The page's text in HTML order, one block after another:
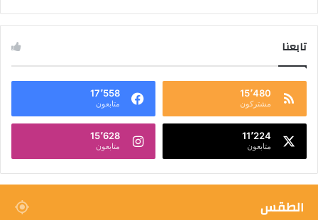
تابعنا
15٬480
مشتركون
17٬558
متابعون
11٬224
متابعون
15٬628
متابعون
الطقس